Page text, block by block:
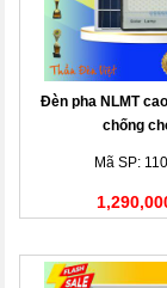
Đèn pha NLMT
chống
Mã SP: